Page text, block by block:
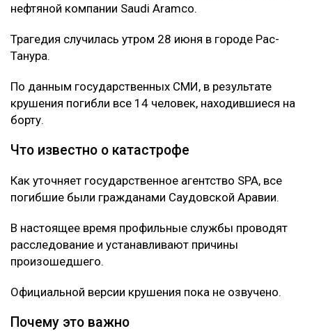
нефтяной компании Saudi Aramco.
Трагедия случилась утром 28 июня в городе Рас-
Танура.
По данным государственных СМИ, в результате
крушения погибли все 14 человек, находившиеся на
борту.
Что известно о катастрофе
Как уточняет государственное агентство SPA, все
погибшие были гражданами Саудовской Аравии.
В настоящее время профильные службы проводят
расследование и устанавливают причины
произошедшего.
Официальной версии крушения пока не озвучено.
Почему это важно